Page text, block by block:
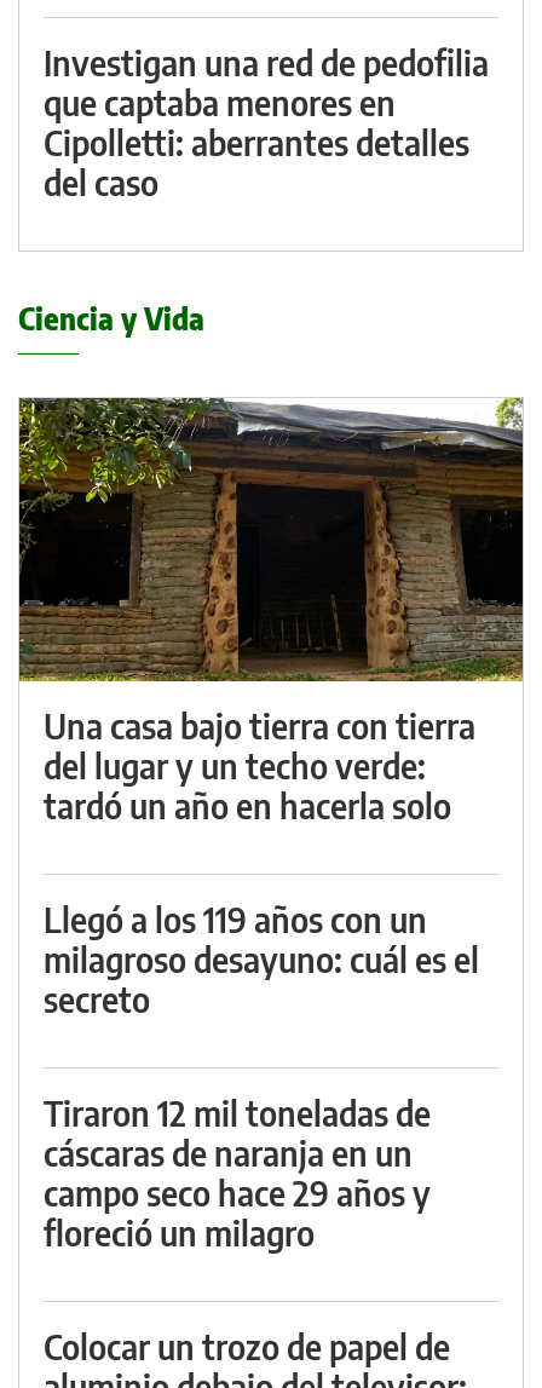
Investigan una red de pedofilia
que captaba menores en
Cipolletti: aberrantes detalles
del caso
Ciencia y Vida
Una casa bajo tierra con tierra
del lugar y un techo verde:
tardó un año en hacerla solo
Llegó a los 119 años con un
milagroso desayuno: cuál es el
secreto
Tiraron 12 mil toneladas de
cáscaras de naranja en un
campo seco hace 29 años y
floreció un milagro
Colocar un trozo de papel de